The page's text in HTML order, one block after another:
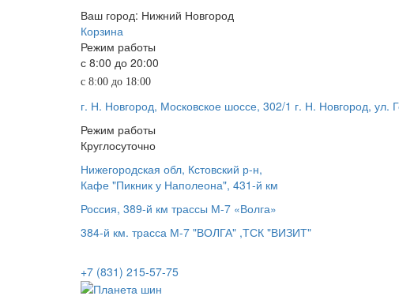
Ваш город: Нижний Новгород
Корзина
Режим работы
с 8:00 до 20:00
с 8:00 до 18:00
г. Н. Новгород, Московское шоссе, 302/1 г. Н. Новгород, ул.
Режим работы
Круглосуточно
Нижегородская обл, Кстовский р-н,
Кафе "Пикник у Наполеона", 431-й км
Россия, 389-й км трассы М-7 «Волга»
384-й км. трасса М-7 "ВОЛГА" ,ТСК "ВИЗИТ"
+7 (831) 215-57-75